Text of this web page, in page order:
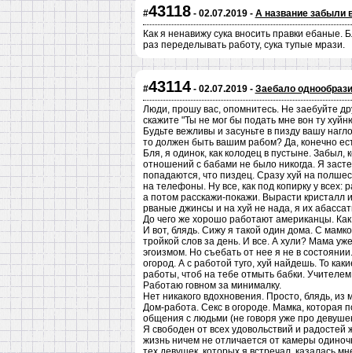
#43118- 02.07.2019 - А название забыли
Как я ненавижу сука вносить правки ебаные.
раз переделывать работу, сука тупые мрази.
#43114- 02.07.2019 - Заебало
Люди, прошу вас, опомнитесь. Не заебуйте
скажите "Ты не мог бы подать мне вон ту
Будьте вежливы и засуньте в пизду вашу
то должен быть вашим рабом? Да, конечно
Бля, я одинок, как колодец в пустыне. Забыл,
отношений с бабами не было никогда. Я
попадаются, что пиздец. Сразу хуй на
на телефоны. Ну все, как под копирку у всех:
а потом расскажи-покажи. Вырасти кристалл
рваные джинсы и на хуй не нада, я их
До чего же хорошо работают американцы.
И вот, блядь. Сижу я такой один дома. С
тройкой слов за день. И все. А хули? Мама
эгоизмом. Но съебать от нее я не в
огород. А с работой туго, хуй найдешь. То
работы, чтоб на тебе отмыть бабки.
Работаю говном за минималку.
Нет никакого вдохновения. Просто, блядь,
Дом-работа. Секс в огороде. Мамка, которая
общения с людьми (не говоря уже про
Я свободен от всех удовольствий и
жизнь ничем не отличается от камеры